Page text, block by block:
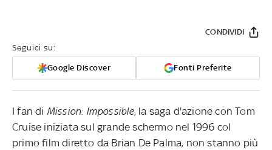
Seguici su:
Google Discover Fonti Preferite
CONDIVIDI
I fan di Mission: Impossible, la saga d'azione con Tom
Cruise iniziata sul grande schermo nel 1996 col
primo film diretto da Brian De Palma, non stanno più